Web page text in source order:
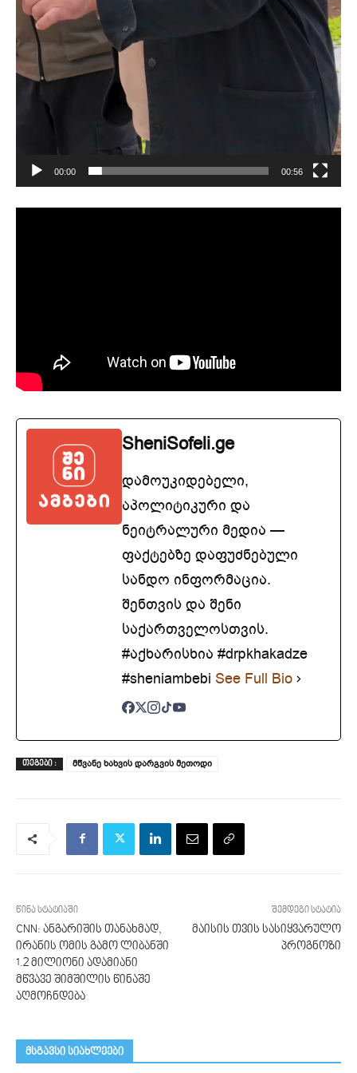
00:00 00:56
SheniSofeli.ge
დამოუკიდებელი,
აპოლიტიკური და
ნეიტრალური მედია —
ფაქტებზე დაფუძნებული
სანდო ინფორმაცია.
შენთვის და შენი
საქართველოსთვის.
#აქხარისხია #drpkhakadze
#sheniambebi See Full Bio
ᲗᲔᲒᲔᲑᲘ : მწვანე ხახვის დარგვის მეთოდი
წინა სტატიაში
CNN: ანგარიშის თანახმად,
ირანის ომის გამო ლიბანში
1.2 მილიონი ადამიანი
მწვავე შიმშილის წინაშე
აღმოჩნდება
შემდეგი სტატია
მაისის თვის სასიყვარულო
პროგნოზი
მსგავსი სიახლეები